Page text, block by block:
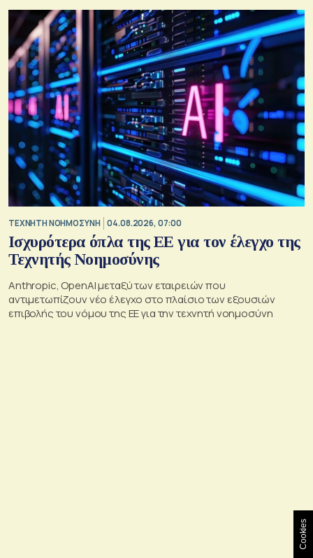
TΕΧΝΗΤΗ ΝΟΗΜΟΣΥΝΗ 04.08.2026, 07:00
Ισχυρότερα όπλα της ΕΕ για τον έλεγχο της
Τεχνητής Νοημοσύνης
Anthropic, OpenAI μεταξύ των εταιρειών που
αντιμετωπίζουν νέο έλεγχο στο πλαίσιο των εξουσιών
επιβολής του νόμου της ΕΕ για την τεχνητή νοημοσύνη
Cookies